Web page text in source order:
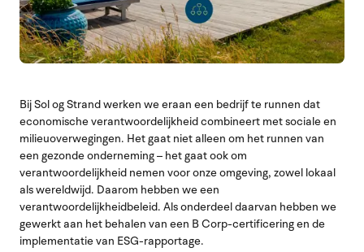
Bij Sol og Strand werken we eraan een bedrijf te runnen dat
economische verantwoordelijkheid combineert met sociale en
milieuoverwegingen. Het gaat niet alleen om het runnen van
een gezonde onderneming – het gaat ook om
verantwoordelijkheid nemen voor onze omgeving, zowel lokaal
als wereldwijd. Daarom hebben we een
verantwoordelijkheidbeleid. Als onderdeel daarvan hebben we
gewerkt aan het behalen van een B Corp-certificering en de
implementatie van ESG-rapportage.